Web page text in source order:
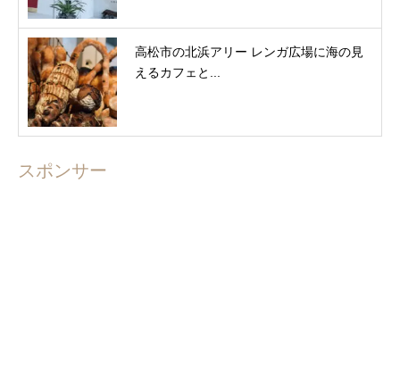
高松市の北浜アリー レンガ広場に海の見
えるカフェと...
スポンサー